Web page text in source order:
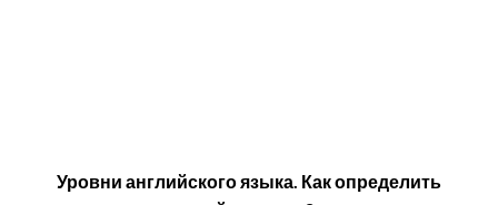
Уровни английского языка. Как определить